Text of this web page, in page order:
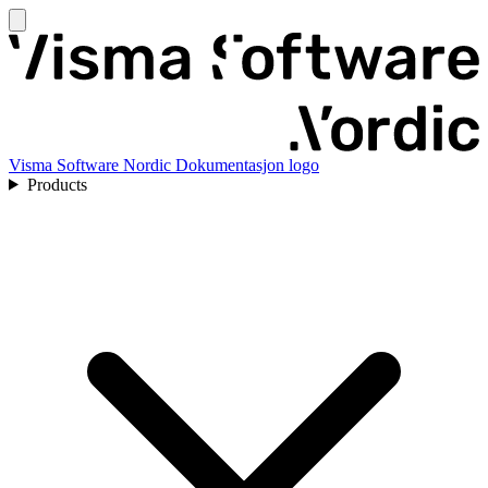
Visma Software Nordic Dokumentasjon logo
Products